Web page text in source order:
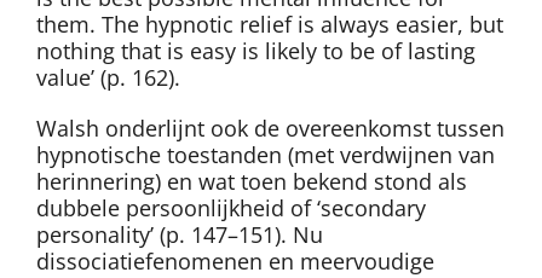
them. The hypnotic relief is always easier, but
nothing that is easy is likely to be of lasting
value’ (p. 162).
Walsh onderlijnt ook de overeenkomst tussen
hypnotische toestanden (met verdwijnen van
herinnering) en wat toen bekend stond als
dubbele persoonlijkheid of ‘secondary
personality’ (p. 147–151). Nu
dissociatiefenomenen en meervoudige